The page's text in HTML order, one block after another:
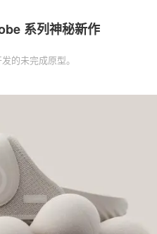
系列神秘新作
的未完成原型。